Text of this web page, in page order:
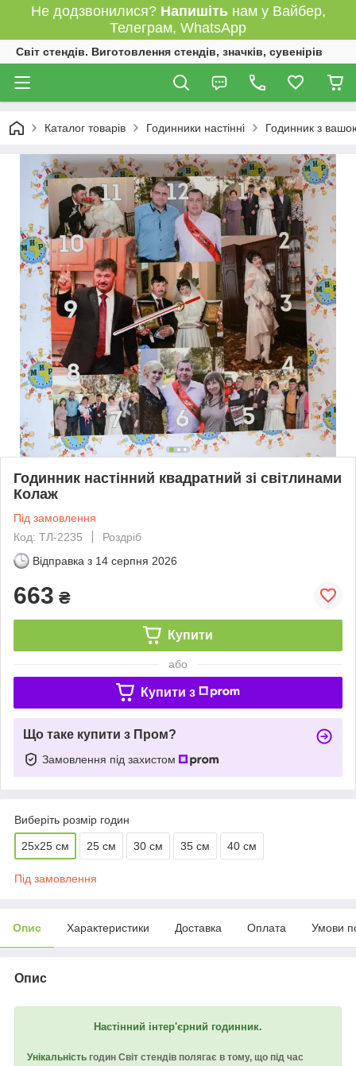
Не додзвонилися? Напишітьнам у Вайбер,
Телеграм, WhatsApp
Світ стендів. Виготовлення стендів, значків, сувенірів
Каталог товарів Годинники настінні Годинник з
Годинник настінний квадратний зі світлинами
Колаж
Під замовлення
Код: ТЛ-2235
Роздріб
Відправка з 14 серпня 2026
663 ₴
Купити
або
Купити з
Що таке купити з Пром?
Замовлення під захистом
Виберіть розмір годин
25х25 см 25 см 30 см 35 см 40 см
Під замовлення
Опис Характеристики Доставка Оплата Умови
Опис
Настінний інтер'єрний годинник.
Унікальність годин Світ стендів полягає в тому, що під час